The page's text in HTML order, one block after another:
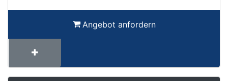
Angebot anfordern